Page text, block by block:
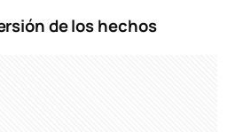
de los hechos